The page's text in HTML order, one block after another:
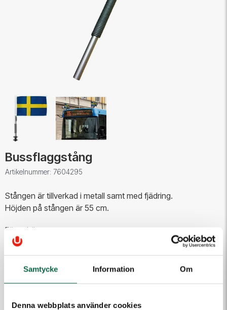
Samtycke Information Om
Denna webbplats använder cookies
Bussflaggstång
Artikelnummer: 7604295
Stången är tillverkad i metall samt med fjädring.
Höjden på stången är 55 cm.
Fäste köps separat
278,75 kr
Lägg i varukorgen